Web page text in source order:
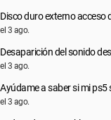
Disco duro externo acceso
el 3 ago.
Desaparición del sonido
el 3 ago.
Ayúdame a saber si mi ps5
el 3 ago.